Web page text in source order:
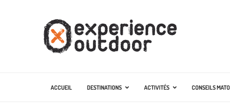
ACCUEIL DESTINATIONS ACTIVITÉS CONSEILS